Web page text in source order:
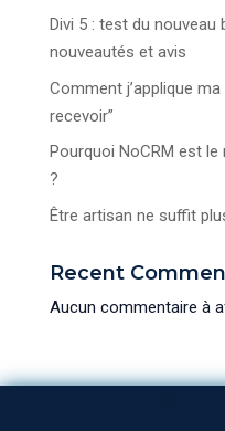
Divi 5 : test du nouveau
nouveautés et avis
Comment j’applique
recevoir”
Pourquoi NoCRM est
?
Être artisan ne suffit
Recent
Aucun commentaire à